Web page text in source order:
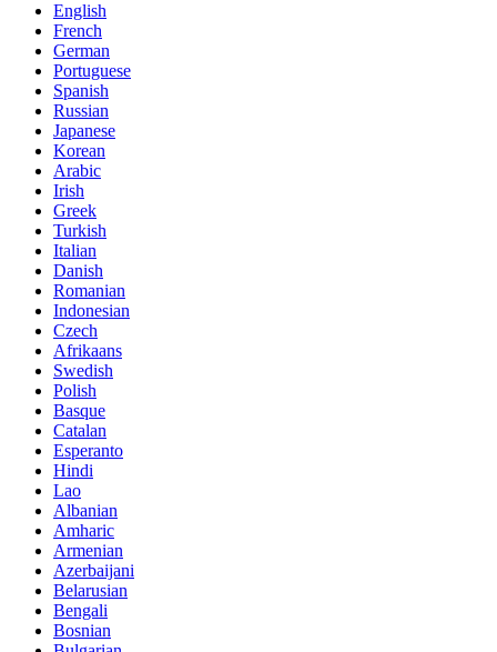
English
French
German
Portuguese
Spanish
Russian
Japanese
Korean
Arabic
Irish
Greek
Turkish
Italian
Danish
Romanian
Indonesian
Czech
Afrikaans
Swedish
Polish
Basque
Catalan
Esperanto
Hindi
Lao
Albanian
Amharic
Armenian
Azerbaijani
Belarusian
Bengali
Bosnian